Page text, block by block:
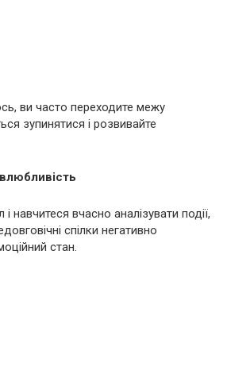
ви часто переходите межу
зупинятися і розвивайте
навчитеся вчасно аналізувати події,
спілки негативно
стан.